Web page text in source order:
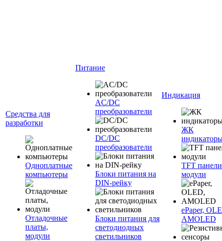
Средства для
разработки
Одноплатные
компьютеры
Отладочные
платы,
модули
Питание
AC/DC
преобразователи
DC/DC
преобразователи
Блоки питания на
DIN-рейку
Блоки питания для
светодиодных
светильников
Индикация
ЖК
TFT
модули
ePaper,
AMOLED